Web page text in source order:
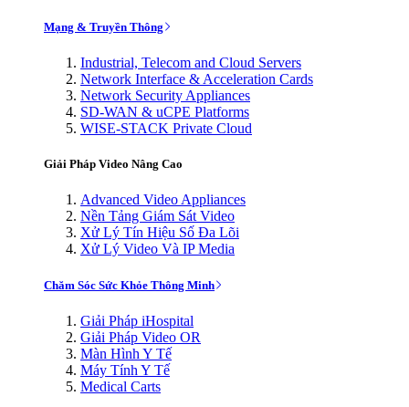
Mạng & Truyền Thông
Industrial, Telecom and Cloud Servers
Network Interface & Acceleration Cards
Network Security Appliances
SD-WAN & uCPE Platforms
WISE-STACK Private Cloud
Giải Pháp Video Nâng Cao
Advanced Video Appliances
Nền Tảng Giám Sát Video
Xử Lý Tín Hiệu Số Đa Lõi
Xử Lý Video Và IP Media
Chăm Sóc Sức Khỏe Thông Minh
Giải Pháp iHospital
Giải Pháp Video OR
Màn Hình Y Tế
Máy Tính Y Tế
Medical Carts